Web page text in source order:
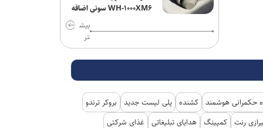
WH-۱۰۰۰XM۶ سونی اضافه
بیش
تر
حکمرانی هوشمند کشنده پلی لیست جدید
بروکر ترندو
رنت کمپینگ هدایای تبلیغاتی غذای شرکتی